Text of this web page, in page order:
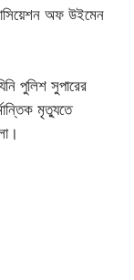
অফ উইমেন
পুলিশ সুপারের
মৃত্যুতে